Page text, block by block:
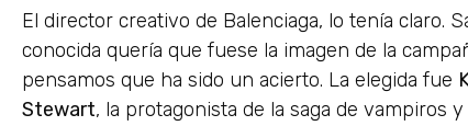
El director creativo de Balenciaga, lo tenía claro.
conocida quería que fuese la imagen de la
pensamos que ha sido un acierto. La elegida fue
Stewart, la protagonista de la saga de vampiros